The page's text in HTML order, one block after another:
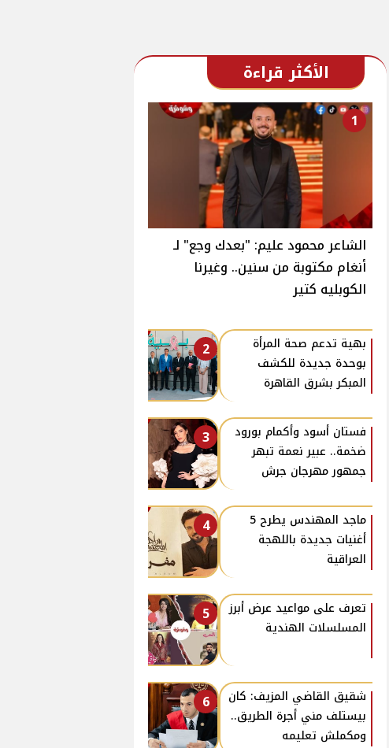
الأكثر قراءة
1
الشاعر محمود عليم: "بعدك وجع" لـ
أنغام مكتوبة من سنين.. وغيرنا
الكوبليه كتير
2
بهية تدعم صحة المرأة
بوحدة جديدة للكشف
المبكر بشرق القاهرة
3
فستان أسود وأكمام بورود
ضخمة.. عبير نعمة تبهر
جمهور مهرجان جرش
4
ماجد المهندس يطرح 5
أغنيات جديدة باللهجة
العراقية
5
تعرف على مواعيد عرض أبرز
المسلسلات الهندية
6
شقيق القاضي المزيف: كان
بيستلف مني أجرة الطريق..
ومكملش تعليمه